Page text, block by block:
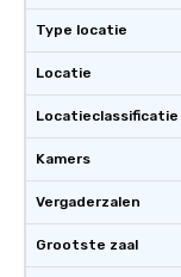
Type locatie
Locatie
Locatieclassificatie
Kamers
Vergaderzalen
Grootste zaal